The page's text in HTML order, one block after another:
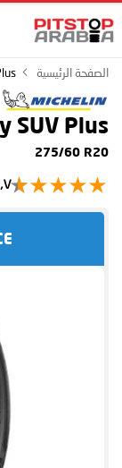
الصفحة الرئيسية
SUV Plus
275/60 R20